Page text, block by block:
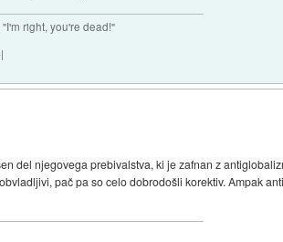
right, you're dead!"
del njegovega prebivalstva, ki je zafnan z
pač pa so celo dobrodošli korektiv. Ampak